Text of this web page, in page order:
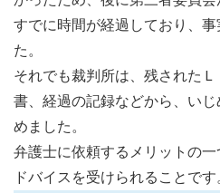
すでに時間が経過しており、
た。
それでも裁判所は、残された
書、経過の記録などから、い
めました。
弁護士に依頼するメリットの
ドバイスを受けられることです